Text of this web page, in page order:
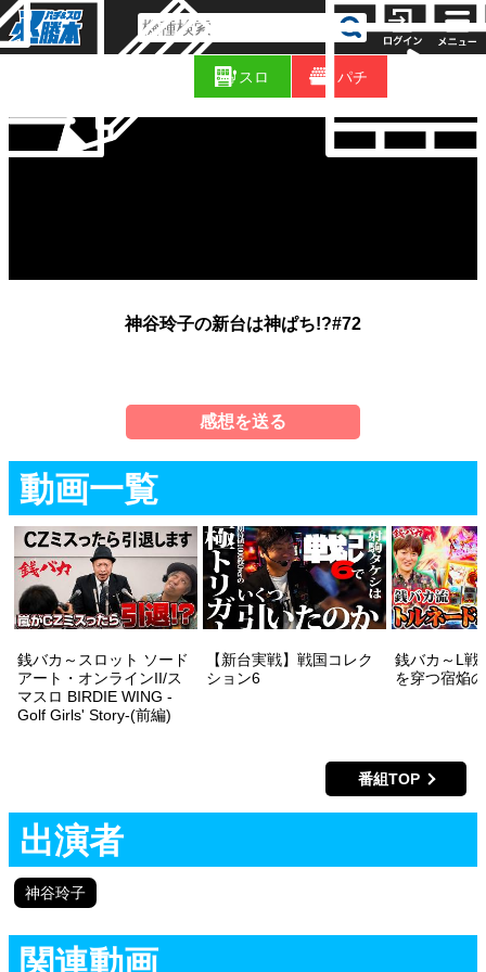
コ
ラ
ム
スロ パチ
神谷玲子の新台は神ぱち!?#72
感想を送る
動画一覧
銭バカ～スロット ソード
アート・オンラインII/ス
マスロ BIRDIE WING -
Golf Girls' Story-(前編)
【新台実戦】戦国コレク
ション6
銭バカ～L戦
を穿つ宿焔
番組TOP
出演者
神谷玲子
関連動画